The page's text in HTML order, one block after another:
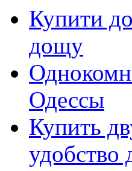
Купити
дощу
Одессы
Купить
удобство